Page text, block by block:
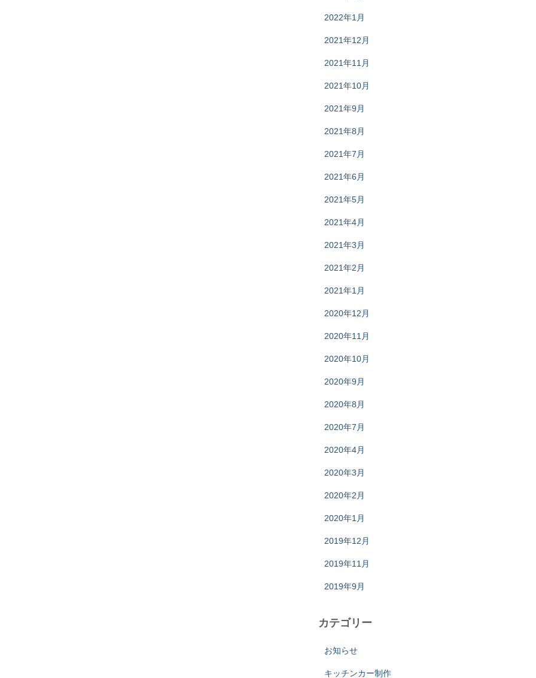
2022年1月
2021年12月
2021年11月
2021年10月
2021年9月
2021年8月
2021年7月
2021年6月
2021年5月
2021年4月
2021年3月
2021年2月
2021年1月
2020年12月
2020年11月
2020年10月
2020年9月
2020年8月
2020年7月
2020年4月
2020年3月
2020年2月
2020年1月
2019年12月
2019年11月
2019年9月
カテゴリー
お知らせ
キッチンカー制作